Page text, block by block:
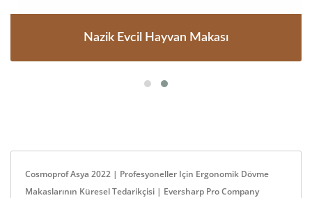
Nazik Evcil Hayvan Makası
Cosmoprof Asya 2022 | Profesyoneller Için Ergonomik Dövme
Makaslarının Küresel Tedarikçisi | Eversharp Pro Company